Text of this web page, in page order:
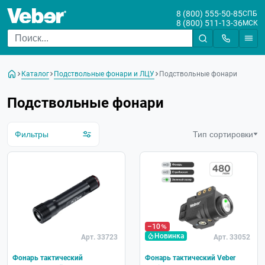
8 (800) 555-50-85СПБ
8 (800) 511-13-36МСК
Каталог Подствольные фонари и ЛЦУ Подствольные фонари
Подствольные фонари
Цена
От
До
Тип фонаря
Крепление в комплекте
Световой поток, лм
Встроенный ЛЦУ
Фильтры Тип сортировки
Арт. 33723
Фонарь тактический
–10
Новинка
Арт. 33052
Фонарь тактический Veber